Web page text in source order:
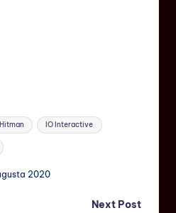
Hitman IO Interactive
2020
Next Post